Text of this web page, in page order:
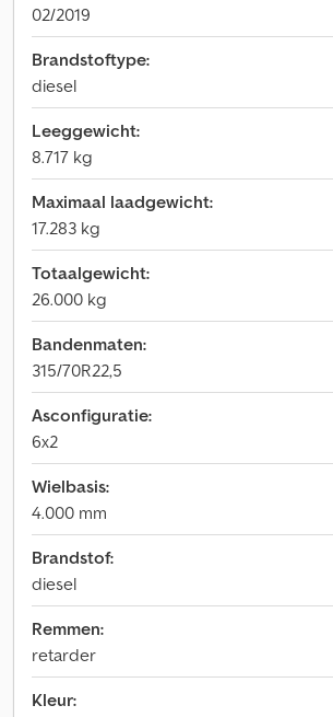
02/2019
Brandstoftype:
diesel
Leeggewicht:
8.717 kg
Maximaal laadgewicht:
17.283 kg
Totaalgewicht:
26.000 kg
Bandenmaten:
315/70R22,5
Asconfiguratie:
6x2
Wielbasis:
4.000 mm
Brandstof:
diesel
Remmen:
retarder
Kleur: